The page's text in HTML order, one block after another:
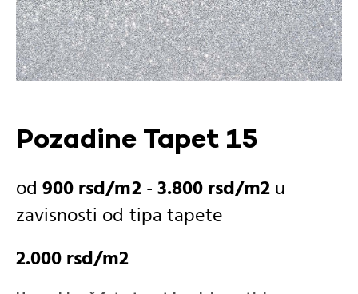
Pozadine Tapet 15
900rsd -3.800rsd
u
zavisnosti od tipa tapete
2.000rsd